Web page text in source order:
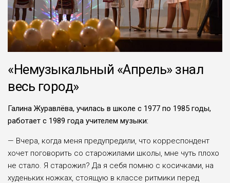
«Немузыкальный «Апрель» знал
весь город»
Галина Журавлёва, училась в школе с 1977 по 1985 годы,
работает с 1989 года учителем музыки:
— Вчера, когда меня предупреди­ли, что корреспондент
хочет пого­ворить со старожилами школы, мне чуть плохо
не стало. Я старожил? Да я себя помню с косичками, на
худень­ких ножках, стоящую в классе рит­мики перед